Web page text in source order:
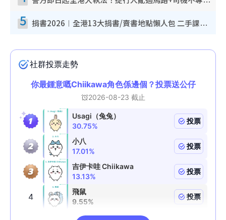
5 捐書2026︱全港13大捐書/賣書地點懶人包 二手課本最高$150＋舊書換免費咖啡/戲票